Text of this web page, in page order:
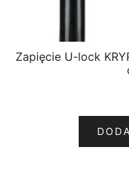
Zapięcie U-lock